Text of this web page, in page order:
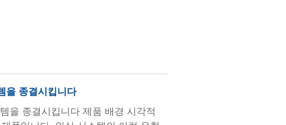
을 종결시킵니다
을 종결시킵니다 제품 배경 시각적